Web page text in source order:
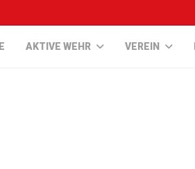
AKTIVE WEHR VEREIN